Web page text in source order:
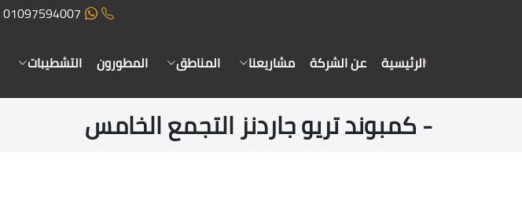
01097594007
الرئيسية عن الشركة مشاريعنا المناطق المطورون التشطيبات
- كمبوند تريو جاردنز التجمع الخامس